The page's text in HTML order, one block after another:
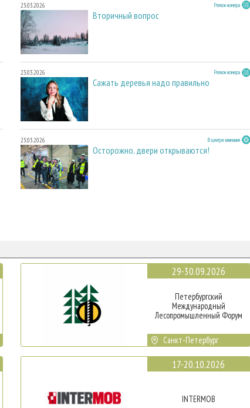
23.03.2026 Регион номера
Вторичный вопрос
23.03.2026 Регион номера
Сажать деревья надо правильно
23.03.2026 В центре внимания
Осторожно, двери открываются!
29-30.09.2026
Петербургский
Международный
Лесопромышленный Форум
Санкт-Петербург
17-20.10.2026
INTERMOB